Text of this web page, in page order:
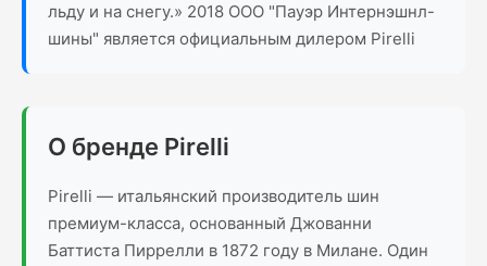
льду и на снегу.» 2018 ООО "Пауэр Интернэшнл-
шины" является официальным дилером Pirelli
О бренде Pirelli
Pirelli — итальянский производитель шин
премиум-класса, основанный Джованни
Баттиста Пиррелли в 1872 году в Милане. Один